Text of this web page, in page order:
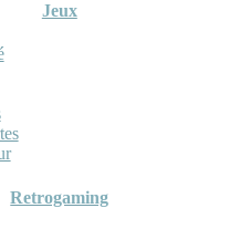
Jeux
Retrogaming